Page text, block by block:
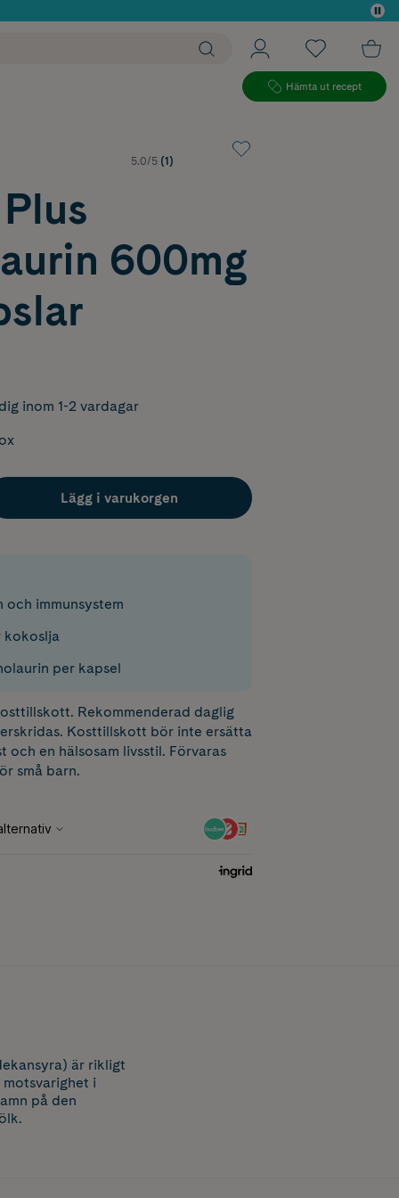
Hämta ut recept
5.0/5 (1)
600mg
inom 1-2 vardagar
Lägg i varukorgen
och immunsystem
kokoslja
per kapsel
Rekommenderad daglig
Kosttillskott bör inte ersätta
och en hälsosam livsstil. Förvaras
små barn.
är rikligt
i
på den